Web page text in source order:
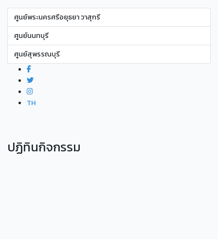
ศูนย์พระนครศรีอยุธยา วาสุกรี
ศูนย์นนทบุรี
ศูนย์สุพรรณบุรี
TH
ปฏิทินกิจกรรม